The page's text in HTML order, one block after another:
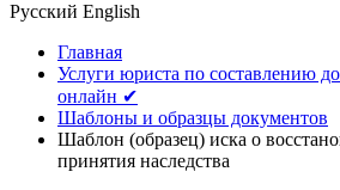
Русский English
Главная
Услуги юриста по составлению
онлайн ✔
Шаблоны и образцы документов
Шаблон (образец) иска о
принятия наследства